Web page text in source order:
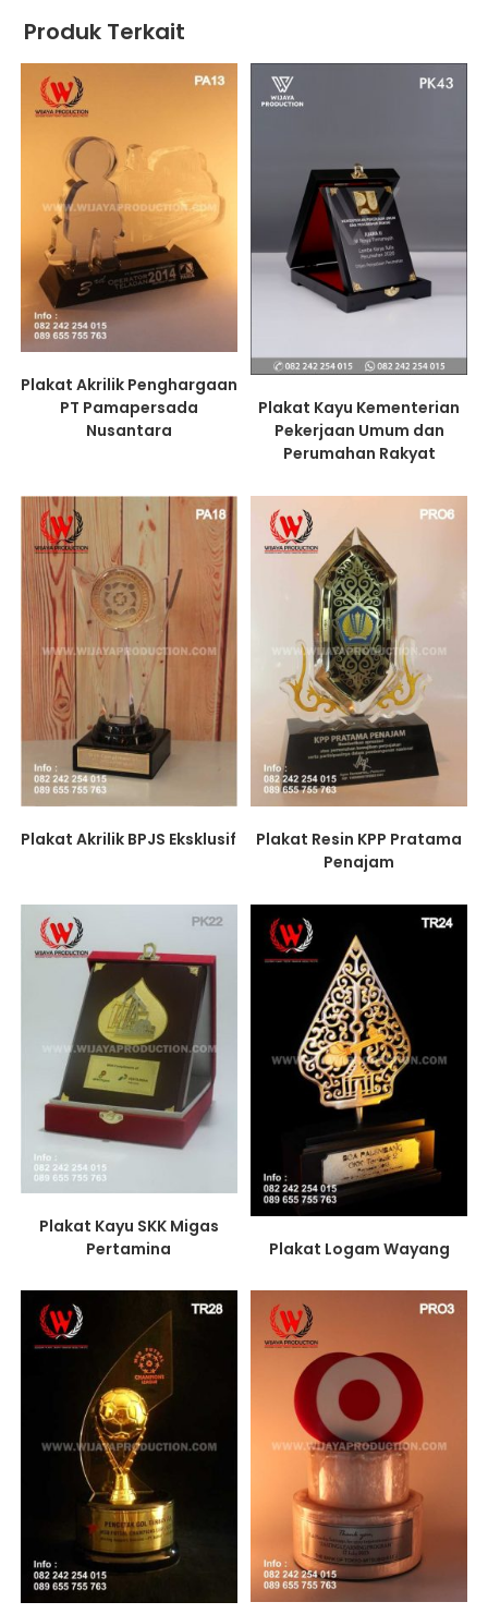
Produk Terkait
Plakat Akrilik Penghargaan
PT Pamapersada
Nusantara
Plakat Kayu Kementerian
Pekerjaan Umum dan
Perumahan Rakyat
Plakat Akrilik BPJS Eksklusif
Plakat Resin KPP Pratama
Penajam
Plakat Kayu SKK Migas
Pertamina
Plakat Logam Wayang